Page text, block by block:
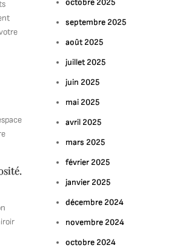
octobre 2025
septembre 2025
août 2025
juillet 2025
juin 2025
mai 2025
avril 2025
mars 2025
février 2025
janvier 2025
décembre 2024
novembre 2024
octobre 2024